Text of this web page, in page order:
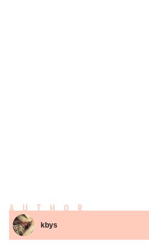
AUTHOR
kbys